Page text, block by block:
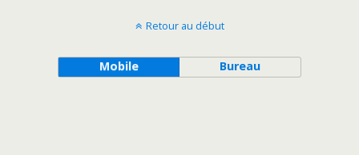
Retour au début
Mobile Bureau